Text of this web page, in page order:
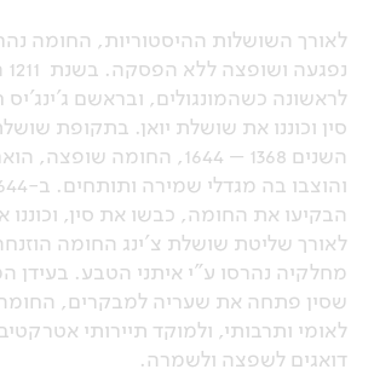
לאורך השושלות ההיסטוריות, החומה
לראשונה כשהמונגולים, ובראשם
סין וכוננו את שושלת יואן. בתקופת
השנים 1368 – 1644, החומה
הבקיעו את החומה, כבשו את סין,
לאורך שליטת שושלת צ'ינג החומה
מחלקיה נהרסו ע"י איתני הטבע. בעידן
שסין פתחה את שעריה למבקרים,
לאומי ותרבותי, ולמוקד תיירותי
דואגים לשפצה ולשמרה.